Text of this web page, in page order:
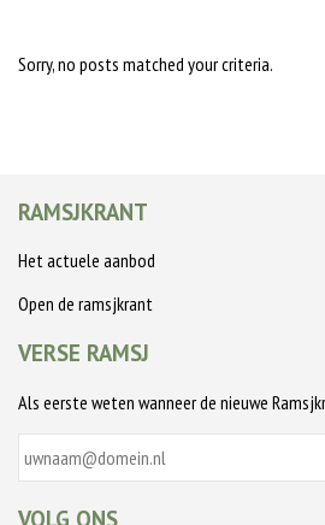
Sorry, no posts matched your criteria.
RAMSJKRANT
Het actuele aanbod
Open de ramsjkrant
VERSE RAMSJ
Als eerste weten wanneer de nieuwe
VOLG ONS